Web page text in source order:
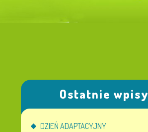
Ostatnie wpisy
DZIEŃ ADAPTACYJNY